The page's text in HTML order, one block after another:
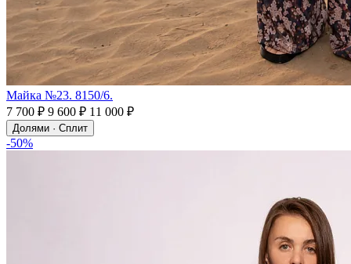
Майка №23. 8150/6.
7 700 ₽ 9 600 ₽ 11 000 ₽
Долями · Сплит
-50%